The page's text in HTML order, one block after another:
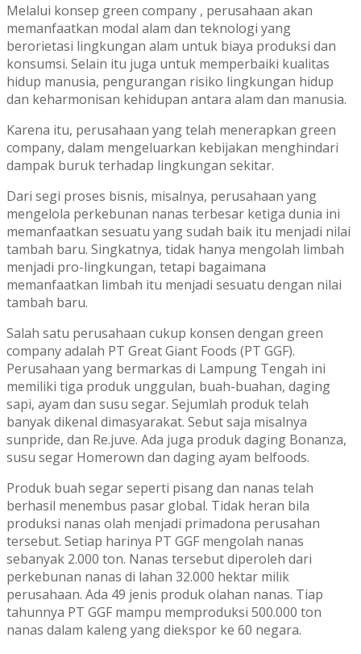
Melalui konsep green company , perusahaan akan
memanfaatkan modal alam dan teknologi yang
berorietasi lingkungan alam untuk biaya produksi dan
konsumsi. Selain itu juga untuk memperbaiki kualitas
hidup manusia, pengurangan risiko lingkungan hidup
dan keharmonisan kehidupan antara alam dan manusia.
Karena itu, perusahaan yang telah menerapkan green
company, dalam mengeluarkan kebijakan menghindari
dampak buruk terhadap lingkungan sekitar.
Dari segi proses bisnis, misalnya, perusahaan yang
mengelola perkebunan nanas terbesar ketiga dunia ini
memanfaatkan sesuatu yang sudah baik itu menjadi nilai
tambah baru. Singkatnya, tidak hanya mengolah limbah
menjadi pro-lingkungan, tetapi bagaimana
memanfaatkan limbah itu menjadi sesuatu dengan nilai
tambah baru.
Salah satu perusahaan cukup konsen dengan green
company adalah PT Great Giant Foods (PT GGF).
Perusahaan yang bermarkas di Lampung Tengah ini
memiliki tiga produk unggulan, buah-buahan, daging
sapi, ayam dan susu segar. Sejumlah produk telah
banyak dikenal dimasyarakat. Sebut saja misalnya
sunpride, dan Re.juve. Ada juga produk daging Bonanza,
susu segar Homerown dan daging ayam belfoods.
Produk buah segar seperti pisang dan nanas telah
berhasil menembus pasar global. Tidak heran bila
produksi nanas olah menjadi primadona perusahan
tersebut. Setiap harinya PT GGF mengolah nanas
sebanyak 2.000 ton. Nanas tersebut diperoleh dari
perkebunan nanas di lahan 32.000 hektar milik
perusahaan. Ada 49 jenis produk olahan nanas. Tiap
tahunnya PT GGF mampu memproduksi 500.000 ton
nanas dalam kaleng yang diekspor ke 60 negara.